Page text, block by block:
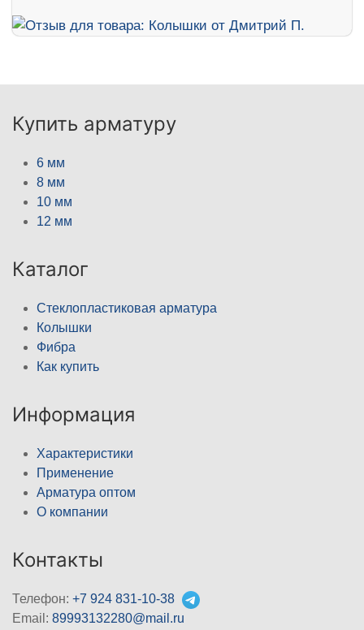
Купить арматуру
6 мм
8 мм
10 мм
12 мм
Каталог
Стеклопластиковая арматура
Колышки
Фибра
Как купить
Информация
Характеристики
Применение
Арматура оптом
О компании
Контакты
Телефон: +7 924 831-10-38
Email: 89993132280@mail.ru